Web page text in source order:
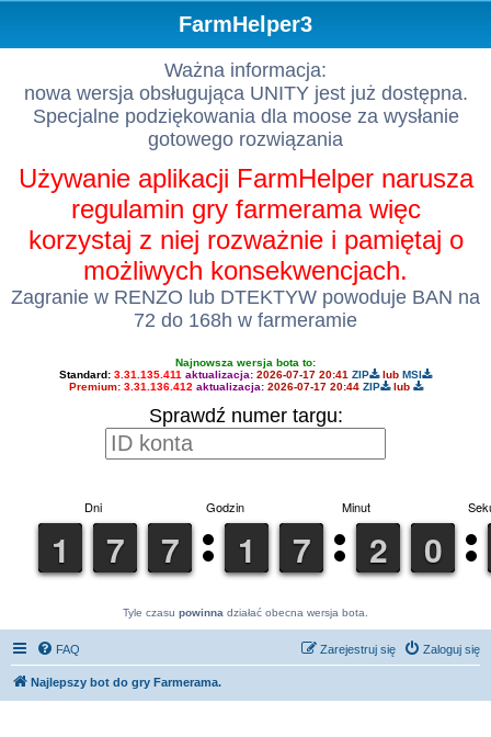
FarmHelper3
Ważna informacja:
nowa wersja obsługująca UNITY jest już dostępna.
Specjalne podziękowania dla moose za wysłanie
gotowego rozwiązania
Używanie aplikacji FarmHelper narusza
regulamin gry farmerama więc
korzystaj z niej rozważnie i pamiętaj o
możliwych konsekwencjach.
Zagranie w RENZO lub DTEKTYW powoduje BAN na
72 do 168h w farmeramie
Najnowsza wersja bota to:
Standard: 3.31.135.411 aktualizacja: 2026-07-17 20:41 ZIP lub MSI
Premium: 3.31.136.412 aktualizacja: 2026-07-17 20:44 ZIP lub
Sprawdź numer targu:
Tyle czasu powinna działać obecna wersja bota.
FAQ Zaloguj się
Zarejestruj się
Najlepszy bot do gry Farmerama.